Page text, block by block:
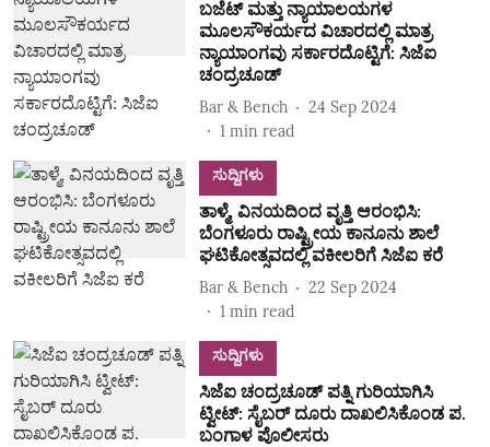
ಬಜೆಟ್ ಮತ್ತು ನ್ಯಾಯಾಲಯಗಳ
ಮೂಲಸೌಕರ್ಯದ ವಿಚಾರದಲ್ಲಿ ಮಾತ್ರ
ನ್ಯಾಯಾಂಗವು ಸರ್ಕಾರದೊಟ್ಟಿಗೆ: ಸಿಜೆಐ
ಚಂದ್ರಚೂಡ್
Bar & Bench
24 Sep 2024
1 min read
ಸುದ್ದಿಗಳು
ತಾಳ್ಮೆ, ವಿನಯದಿಂದ ವೃತ್ತಿ ಆರಂಭಿಸಿ:
ಬೆಂಗಳೂರು ರಾಷ್ಟ್ರೀಯ ಕಾನೂನು ಶಾಲೆ
ಘಟಿಕೋತ್ಸವದಲ್ಲಿ ವಕೀಲರಿಗೆ ಸಿಜೆಐ ಕರೆ
Bar & Bench
22 Sep 2024
1 min read
ಸುದ್ದಿಗಳು
ಸಿಜೆಐ ಚಂದ್ರಚೂಡ್ ಪತ್ನಿ ಗುರಿಯಾಗಿಸಿ
ಟ್ವೀಟ್: ಸೈಬರ್ ದೂರು ದಾಖಲಿಸಿಕೊಂಡ ಪ.
ಬಂಗಾಳ ಪೊಲೀಸರು